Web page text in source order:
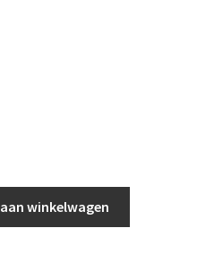
winkelwagen